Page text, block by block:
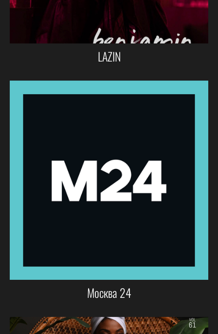
LAZIN
Москва 24